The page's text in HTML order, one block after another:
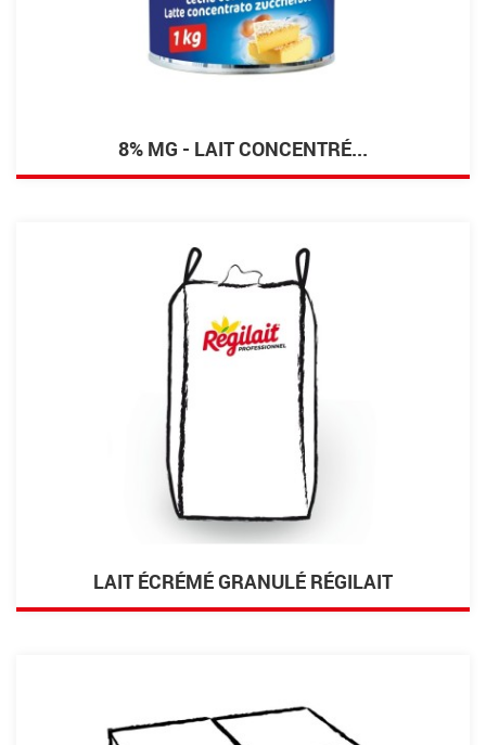
8% MG - LAIT CONCENTRÉ...
LAIT ÉCRÉMÉ GRANULÉ RÉGILAIT